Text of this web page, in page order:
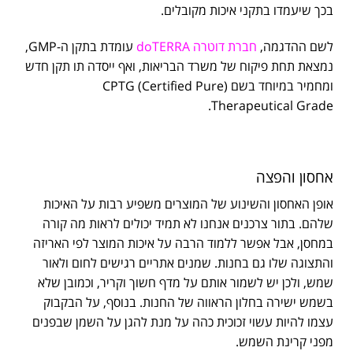
בכך שיעמדו בתקני איכות מקובלים.
לשם ההדגמה, חברת דוטרה doTERRA
עומדת בתקן ה-GMP,
נמצאת תחת פיקוח של משרד הבריאות, ואף ייסדה תו תקן חדש
ומחמיר במיוחד בשם (CPTG (Certified Pure
Therapeutical Grade.
אחסון והפצה
אופן האחסון והשינוע של המוצרים משפיע רבות על האיכות
שלהם. בתור צרכנים אנחנו לא תמיד יכולים לראות מה קורה
במחסן, אבל אפשר ללמוד הרבה על איכות המוצר לפי האריזה
והתצוגה שלו גם בחנות. שמנים אתריים רגישים לחום ולאור
שמש, ולכן יש לשמור אותם על מדף חשוך וקריר, וכמובן שלא
בשמש ישירה בחלון הראווה של החנות. בנוסף, על הבקבוק
עצמו להיות עשוי זכוכית כהה על מנת להגן על השמן שבפנים
מפני קרינת השמש.